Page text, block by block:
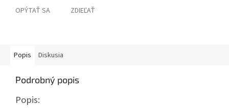
OPÝTAŤ SA ZDIEĽAŤ
Popis Diskusia
Podrobný popis
Popis: